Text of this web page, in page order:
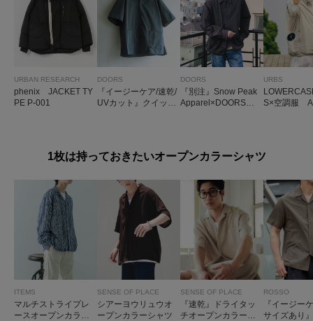
URBAN RESEARCH
phenix JACKET TY
PE P-001
DOORS
『イージーケア/速乾/
UVカット』クイック
DOORS
『別注』Snow Peak
Apparel×DOORS N
URBS
S×空調服
1枚は持っておきたいオープンカラーシャツ
ITEMS
マルチストライプレ
ースオープンカラー
SENSE OF PLACE
シアーヨウリュウオ
ープンカラーシャツ
SENSE OF PLACE
『速乾』ドライタッ
チオープンカラール
ROSSO
『イージー
サイズあり